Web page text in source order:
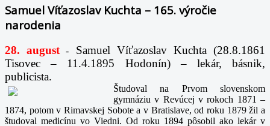
Samuel Víťazoslav Kuchta – 165. výročie
narodenia
28. august -
Samuel Víťazoslav Kuchta (28.8.1861
Tisovec – 11.4.1895 Hodonín) – lekár, básnik,
publicista.
Študoval na Prvom slovenskom
gymnáziu v Revúcej v rokoch 1871 –
1874, potom v Rimavskej Sobote a v Bratislave, od roku 1879 žil a
študoval medicínu vo Viedni. Od roku 1894 pôsobil ako lekár v